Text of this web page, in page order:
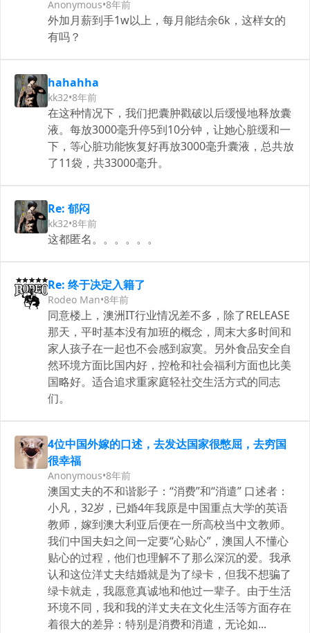
Anonymous•8年前
外加月薪到手1w以上，每月能结余6k，这样女的
有吗？
hahahha
kk32•8年前
在这种情况下，我们把囊肿戳破以后缓慢地释放囊
液。每放3000毫升停5到10分钟，让她心脏缓和一
下，等心脏功能恢复好再放3000毫升囊液，总共放
了11袋，共33000毫升。
Re: 郁闷
kk32•8年前
这都匿名。。。。。。
Re: 终于决定入籍了
Rodeo Man•8年前
同意楼上，澳洲IT行业情况差不多，除了RELEASE
那天，平时基本没有加班的概念，周末大多时间和
家人孩子在一起也不会感到寂寞。另外食品安全自
然环境方面比国内好，控枪和社会福利方面也比美
国略好。适合追求重家庭轻社交生活方式的同志
们。
4位中国外嫁的口述，去发达国家很憋屈，去穷国
很幸福
Anonymous•8年前
澳国丈夫的不和谐影子：“消费”和“消遣” 口述者：
小凡，32岁，已婚4年我原是中国重点大学的英语
教师，嫁到澳大利亚后便在一所高校当中文教师。
我们中国夫妇之间一定要“心贴心”，澳国人不懂心
贴心的过程，他们也理解不了那么深沉的爱。我承
认和这位洋丈夫结婚就是为了绿卡，但我不想骗了
绿卡就走，我愿意真诚地和他过一辈子。由于生活
环境不同，我和我的洋丈夫在文化生活等方面存在
着很大的差异：特别是消费和消遣，无论如...